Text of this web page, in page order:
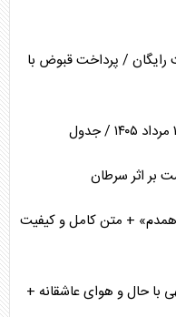
رایگان / پرداخت قبوض با
بر اثر سرطان
+ متن کامل و کیفیت
با حال و هوای عاشقانه +